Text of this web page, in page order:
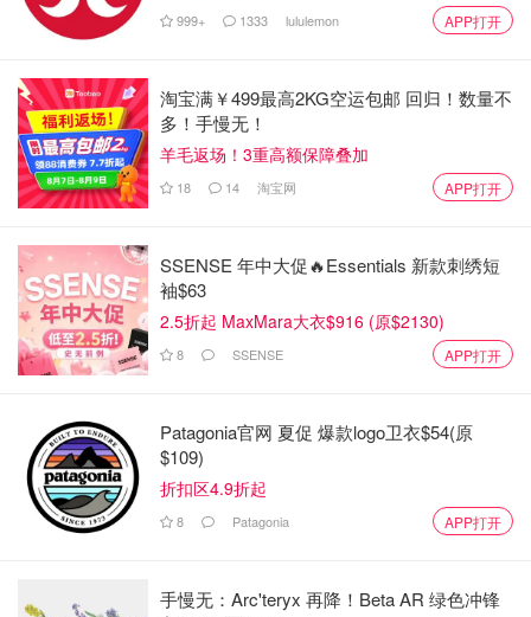
999+ 1333 lululemon APP打开
淘宝满￥499最高2KG空运包邮 回归！数量不
多！手慢无！
羊毛返场！3重高额保障叠加
18 14 淘宝网 APP打开
SSENSE 年中大促🔥Essentials 新款刺绣短
袖$63
2.5折起 MaxMara大衣$916 (原$2130)
8 SSENSE APP打开
Patagonia官网 夏促 爆款logo卫衣$54(原
$109)
折扣区4.9折起
8 Patagonia APP打开
手慢无：Arc'teryx 再降！Beta AR 绿色冲锋